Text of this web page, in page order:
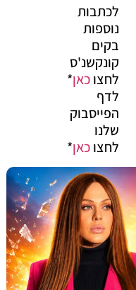
לכתבות
נוספות
בקים
קונקשנ'ס
לחצוכאן*
הפייסבוק
לחצוכאן*